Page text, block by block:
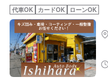
時間：9:00~18:00クレジット
ください。
代車OK カードOK ローンOK